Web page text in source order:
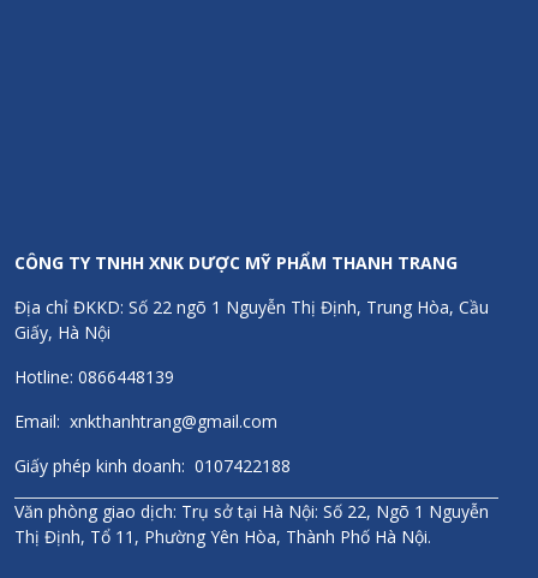
Chính hãng 100%
Đầy đủ hóa đơn, chứng từ, giấy kiểm định
CÔNG TY TNHH XNK DƯỢC MỸ PHẨM THANH TRANG
Địa chỉ ĐKKD: Số 22 ngõ 1 Nguyễn Thị Định, Trung Hòa, Cầu
Giấy, Hà Nội
Hotline: 0866448139
Email: xnkthanhtrang@gmail.com
Giấy phép kinh doanh: 0107422188
Văn phòng giao dịch: Trụ sở tại Hà Nội: Số 22, Ngõ 1 Nguyễn
Thị Định, Tổ 11, Phường Yên Hòa, Thành Phố Hà Nội.